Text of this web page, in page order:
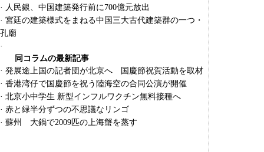
· 人民銀、中国建築発行前に700億元放出
· 宮廷の建築様式をまねる中国三大古代建築群の一つ・
孔廟
·
同コラムの最新記事
· 発展途上国の記者団が北京へ 国慶節祝賀活動を取材
· 香港湾仔で国慶節を祝う陸海空の合同公演が開催
· 北京小中学生 新型インフルワクチン無料接種へ
· 赤と緑半分ずつの不思議なリンゴ
· 蘇州 大鍋で2009匹の上海蟹を蒸す